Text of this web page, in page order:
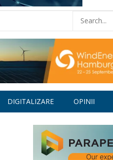
DIGITALIZARE OPINII